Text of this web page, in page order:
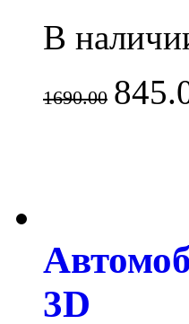
В
1690.00
3D